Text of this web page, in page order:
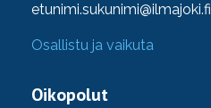
etunimi.sukunimi@ilmajoki.fi
Osallistu ja vaikuta
Oikopolut